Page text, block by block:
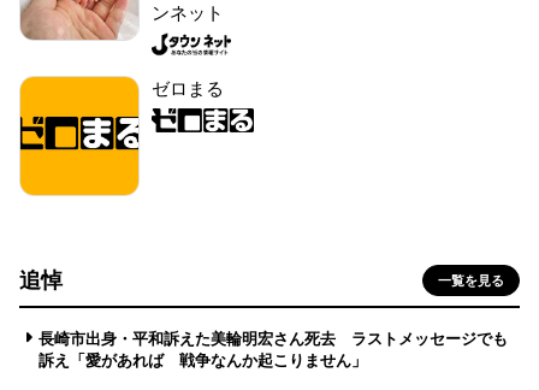
ンネット
ゼロまる
追悼 一覧を見る
長崎市出身・平和訴えた美輪明宏さん死去 ラストメッセージでも
訴え「愛があれば 戦争なんか起こりません」